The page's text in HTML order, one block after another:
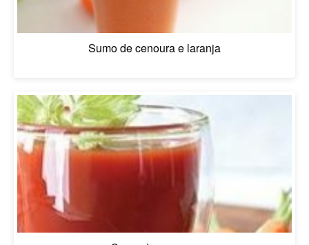
Sumo de cenoura e laranja